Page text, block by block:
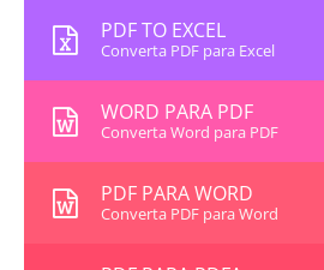
PDF TO EXCEL
Converta PDF para Excel
WORD PARA PDF
Converta Word para PDF
PDF PARA WORD
Converta PDF para Word